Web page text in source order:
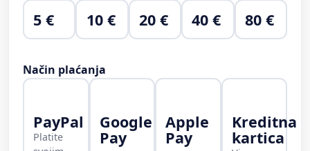
5 € 10 € 20 € 40 € 80 €
Način plaćanja
PayPal
Platite
Google
Pay
Apple
Pay
Kreditna
kartica